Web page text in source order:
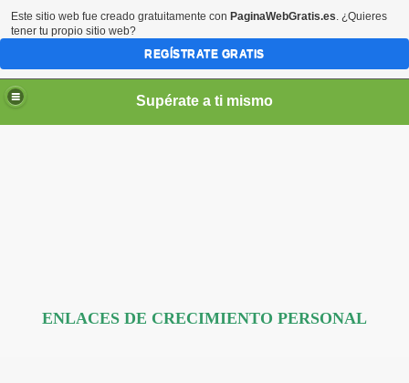
Supérate a ti mismo
ENLACES DE CRECIMIENTO PERSONAL
Este sitio web fue creado gratuitamente con PaginaWebGratis.es. ¿Quieres
tener tu propio sitio web?
REGÍSTRATE GRATIS